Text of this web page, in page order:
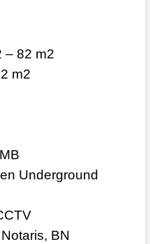
– 82 m2
m2
Underground
BN